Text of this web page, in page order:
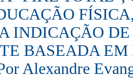
INDICAÇÃO
BASEADA
Alexandre